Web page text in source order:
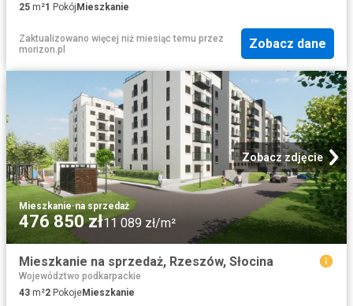
25 m²1 PokójMieszkanie
Zaktualizowano więcej niż miesiąc temu przez
morizon.pl
Zobacz dane
Zobacz zdjęcie
Mieszkanie·na sprzedaż
476 850 zł11 089 zł/m²
Mieszkanie na sprzedaż, Rzeszów, Słocina
Województwo podkarpackie
43 m²2 PokojeMieszkanie